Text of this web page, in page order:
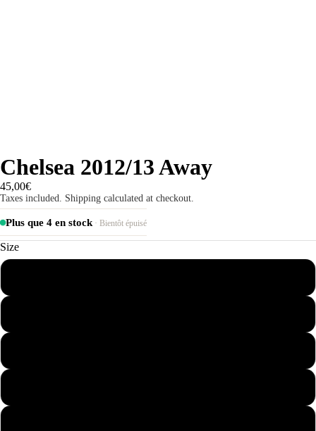
Chelsea 2012/13 Away
45,00€
Taxes included. Shipping calculated at checkout.
Plus que 4 en stock· Bientôt épuisé
Size